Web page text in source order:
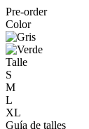
Pre-order
Color
Talle
S
M
L
XL
Guía de talles